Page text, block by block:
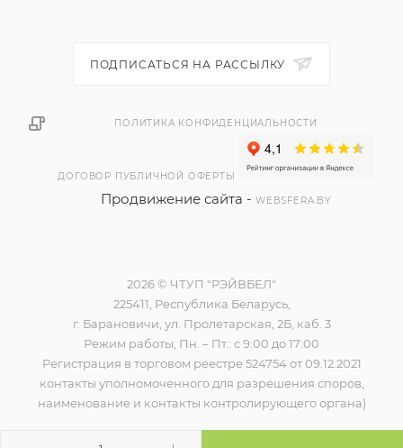
ПОДПИСАТЬСЯ НА РАССЫЛКУ
ПОЛИТИКА КОНФИДЕНЦИАЛЬНОСТИ
ДОГОВОР ПУБЛИЧНОЙ ОФЕРТЫ
Продвижение сайта -WEBSFERA.BY
2026 © ЧТУП "РЭЙВБЕЛ"
225411, Республика Беларусь,
г. Барановичи, ул. Пролетарская, 2Б, каб. 3
Режим работы, Пн. – Пт.: с 9:00 до 17:00
Регистрация в торговом реестре 524754 от 09.12.2021
контакты уполномоченного для разрешения споров,
наименование и контакты контролирующего органа)